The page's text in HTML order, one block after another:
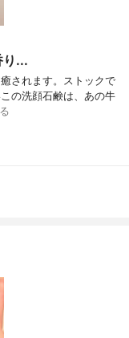
り...
されます。ストックで
の洗顔石鹸は、あの牛